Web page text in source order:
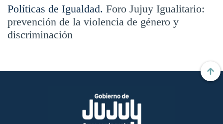
Políticas de Igualdad. Foro Jujuy Igualitario:
prevención de la violencia de género y
discriminación